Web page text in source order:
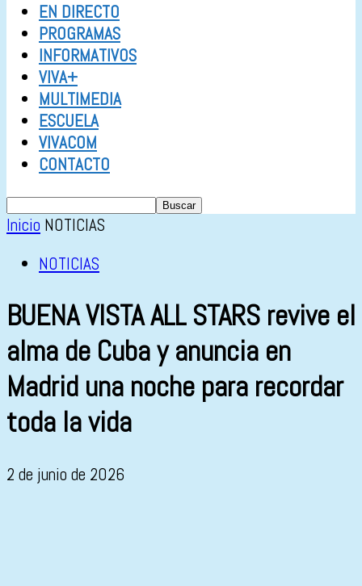
EN DIRECTO
PROGRAMAS
INFORMATIVOS
VIVA+
MULTIMEDIA
ESCUELA
VIVACOM
CONTACTO
Inicio NOTICIAS
NOTICIAS
BUENA VISTA ALL STARS revive el
alma de Cuba y anuncia en
Madrid una noche para recordar
toda la vida
2 de junio de 2026